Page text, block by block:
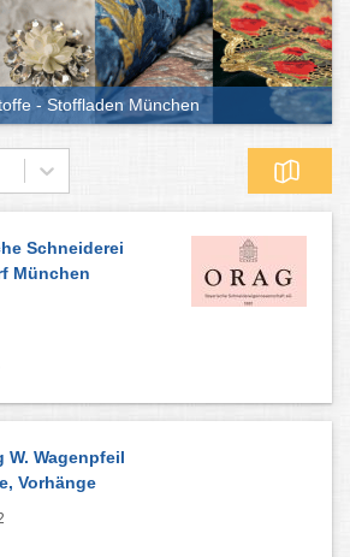
- Stoffladen München
Schneiderei
München
W. Wagenpfeil
Vorhänge